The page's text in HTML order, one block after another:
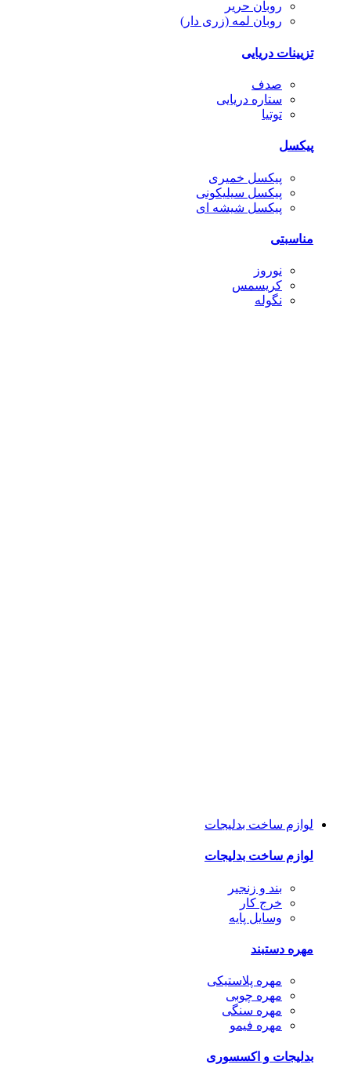
روبان حریر
روبان لمه (زری دار)
تزیینات دریایی
صدف
ستاره دریایی
توتیا
پیکسل
پیکسل خمیری
پیکسل سیلیکونی
پیکسل شیشه ای
مناسبتی
نوروز
کریسمس
نگوله
لوازم ساخت بدلیجات
لوازم ساخت بدلیجات
بند و زنجیر
خرج کار
وسایل پایه
مهره دستبند
مهره پلاستیکی
مهره چوبی
مهره سنگی
مهره فیمو
بدلیجات و اکسسوری